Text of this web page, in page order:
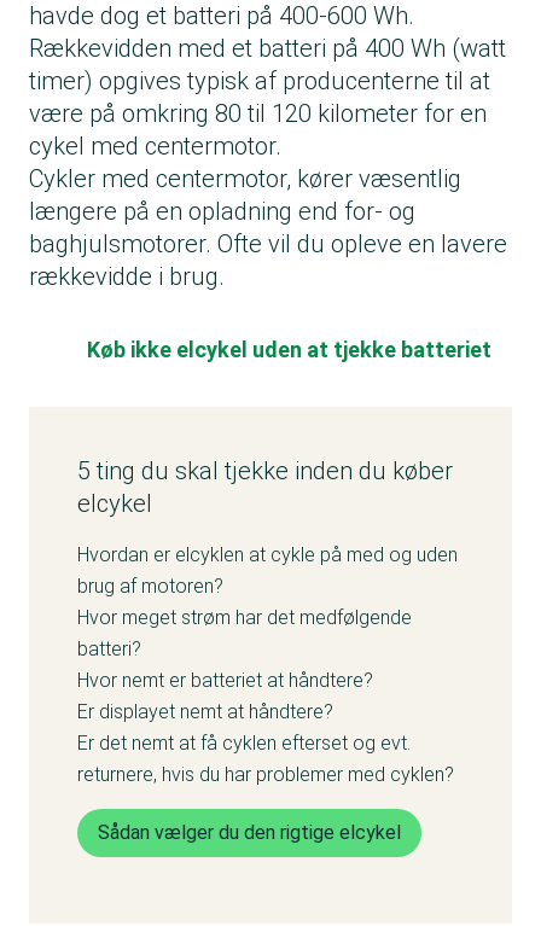
havde dog et batteri på 400-600 Wh.
Rækkevidden med et batteri på 400 Wh (watt
timer) opgives typisk af producenterne til at
være på omkring 80 til 120 kilometer for en
cykel med centermotor.
Cykler med centermotor, kører væsentlig
længere på en opladning end for- og
baghjulsmotorer. Ofte vil du opleve en lavere
rækkevidde i brug.
Køb ikke elcykel uden at tjekke batteriet
5 ting du skal tjekke inden du køber
elcykel
Hvordan er elcyklen at cykle på med og uden
brug af motoren?
Hvor meget strøm har det medfølgende
batteri?
Hvor nemt er batteriet at håndtere?
Er displayet nemt at håndtere?
Er det nemt at få cyklen efterset og evt.
returnere, hvis du har problemer med cyklen?
Sådan vælger du den rigtige elcykel